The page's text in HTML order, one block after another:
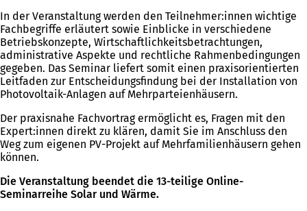
In der Veranstaltung werden den Teilnehmer:innen wichtige
Fachbegriffe erläutert sowie Einblicke in verschiedene
Betriebskonzepte, Wirtschaftlichkeitsbetrachtungen,
administrative Aspekte und rechtliche Rahmenbedingungen
gegeben. Das Seminar liefert somit einen praxisorientierten
Leitfaden zur Entscheidungsfindung bei der Installation von
Photovoltaik-Anlagen auf Mehrparteienhäusern.
Der praxisnahe Fachvortrag ermöglicht es, Fragen mit den
Expert:innen direkt zu klären, damit Sie im Anschluss den
Weg zum eigenen PV-Projekt auf Mehrfamilienhäusern gehen
können.
Die Veranstaltung beendet die 13-teilige Online-
Seminarreihe Solar und Wärme.